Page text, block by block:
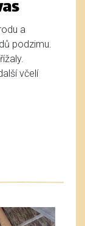
a
podzimu.
včelí